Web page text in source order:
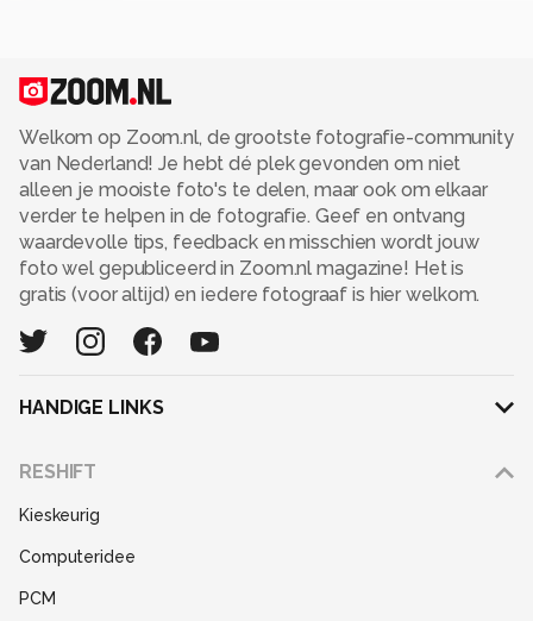
Welkom op Zoom.nl, de grootste fotografie-community
van Nederland! Je hebt dé plek gevonden om niet
alleen je mooiste foto's te delen, maar ook om elkaar
verder te helpen in de fotografie. Geef en ontvang
waardevolle tips, feedback en misschien wordt jouw
foto wel gepubliceerd in Zoom.nl magazine! Het is
gratis (voor altijd) en iedere fotograaf is hier welkom.
HANDIGE LINKS
RESHIFT
Kieskeurig
Computeridee
PCM